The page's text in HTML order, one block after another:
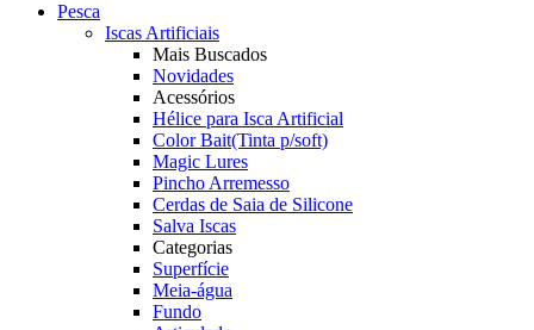
Pesca
Iscas Artificiais
Mais Buscados
Novidades
Acessórios
Hélice para Isca Artificial
Color Bait(Tinta p/soft)
Magic Lures
Pincho Arremesso
Cerdas de Saia de Silicone
Salva Iscas
Categorias
Superfície
Meia-água
Fundo